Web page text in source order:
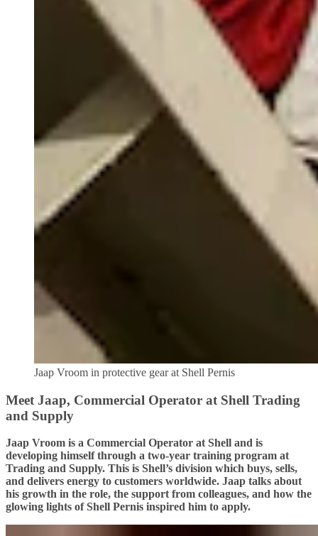
Jaap Vroom in protective gear at Shell Pernis
Meet Jaap, Commercial Operator at Shell Trading
and Supply
Jaap Vroom is a Commercial Operator at Shell and is
developing himself through a two-year training program at
Trading and Supply. This is Shell’s division which buys, sells,
and delivers energy to customers worldwide. Jaap talks about
his growth in the role, the support from colleagues, and how the
glowing lights of Shell Pernis inspired him to apply.